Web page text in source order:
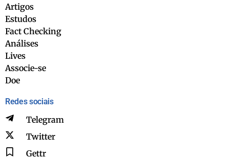
Artigos
Estudos
Fact Checking
Análises
Lives
Associe-se
Doe
Redes sociais
Telegram
Twitter
Gettr